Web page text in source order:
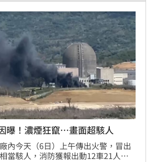
縣政府「已違法」，祭出最高裁罰10
未來應謹慎以對。
曝！濃煙狂竄…畫面超駭人
內今天（6日）上午傳出火警，冒出
當駭人，消防獲報出動12車21人前